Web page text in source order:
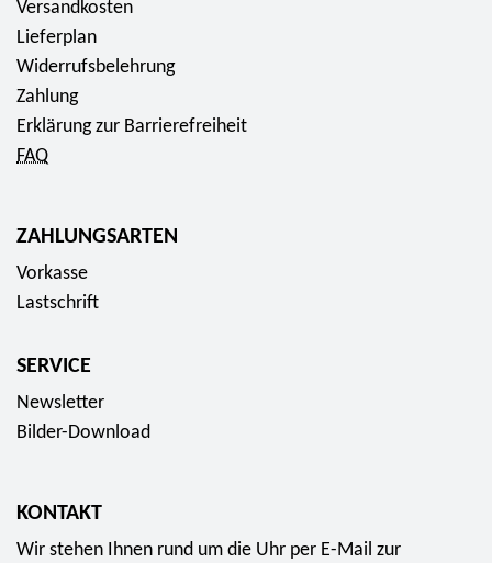
Versandkosten
Lieferplan
Widerrufsbelehrung
Zahlung
Erklärung zur Barrierefreiheit
FAQ
ZAHLUNGSARTEN
Vorkasse
Lastschrift
SERVICE
Newsletter
Bilder-Download
KONTAKT
Wir stehen Ihnen rund um die Uhr per E-Mail zur